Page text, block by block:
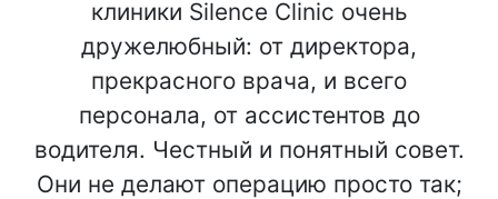
клиники Silence Clinic очень
дружелюбный: от директора,
прекрасного врача, и всего
персонала, от ассистентов до
водителя. Честный и понятный совет.
Они не делают операцию просто так;